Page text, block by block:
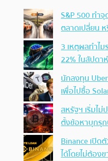
S&P 500 ทำ
ตลาดเปลี่ยน
3 เหตุผลทำไ
22% ในสัปดา
นักลงทุน Uber
เพื่อไปซื้อ
สหรัฐฯ เริ่มไ
ตั้งข้อหาบุกรุ
Binance เปิด
ได้โดยไม่ต้อง